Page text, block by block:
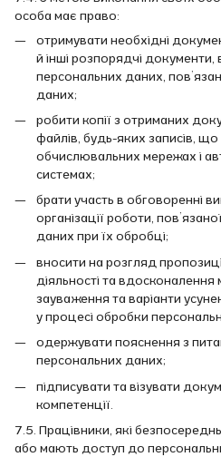
особа має право:
отримувати необхідні
й інші розпорядчі
персональних даних,
даних;
робити копії з отриманих
файлів, будь-яких записів,
обчислювальних мережах і
системах;
брати участь в обговоренні
організації роботи,
даних при їх обробці;
вносити на розгляд
діяльності та
зауваження та варіанти
у процесі обробки
одержувати пояснення з
персональних даних;
підписувати та візувати
компетенції.
7.5. Працівники, які
або мають доступ до